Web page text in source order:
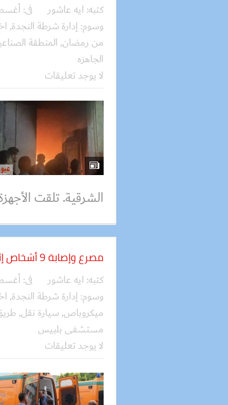
كتبه: ايه عاشور فى: أغسطس
وسوم: إدارة شرطة النجدة,
من رمضان, المنطقة
الجاهزه
لا يوجد تعليقات
الشرقية. تلقت
مصرع وإصابة 9 أشخاص إثر حادث تصادم سيارتين
كتبه: ايه عاشور فى: أغسطس
وسوم: إدارة شرطة النجدة,
ميكروباص, سيارة نقل,
مستشفى بلبيس
لا يوجد تعليقات